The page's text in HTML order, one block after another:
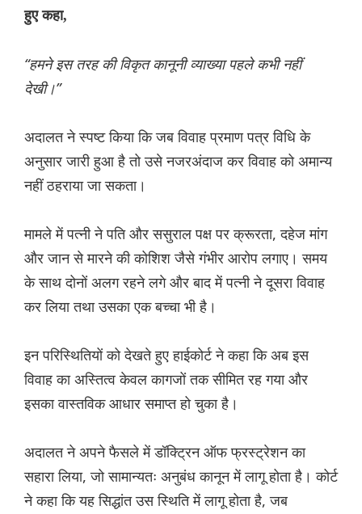
हुए कहा,
“हमने इस तरह की विकृत कानूनी व्याख्या पहले कभी नहीं
देखी।”
अदालत ने स्पष्ट किया कि जब विवाह प्रमाण पत्र विधि के
अनुसार जारी हुआ है तो उसे नजरअंदाज कर विवाह को अमान्य
नहीं ठहराया जा सकता।
मामले में पत्नी ने पति और ससुराल पक्ष पर क्रूरता, दहेज मांग
और जान से मारने की कोशिश जैसे गंभीर आरोप लगाए। समय
के साथ दोनों अलग रहने लगे और बाद में पत्नी ने दूसरा विवाह
कर लिया तथा उसका एक बच्चा भी है।
इन परिस्थितियों को देखते हुए हाईकोर्ट ने कहा कि अब इस
विवाह का अस्तित्व केवल कागजों तक सीमित रह गया और
इसका वास्तविक आधार समाप्त हो चुका है।
अदालत ने अपने फैसले में डॉक्ट्रिन ऑफ फ्रस्ट्रेशन का
सहारा लिया, जो सामान्यतः अनुबंध कानून में लागू होता है। कोर्ट
ने कहा कि यह सिद्धांत उस स्थिति में लागू होता है, जब